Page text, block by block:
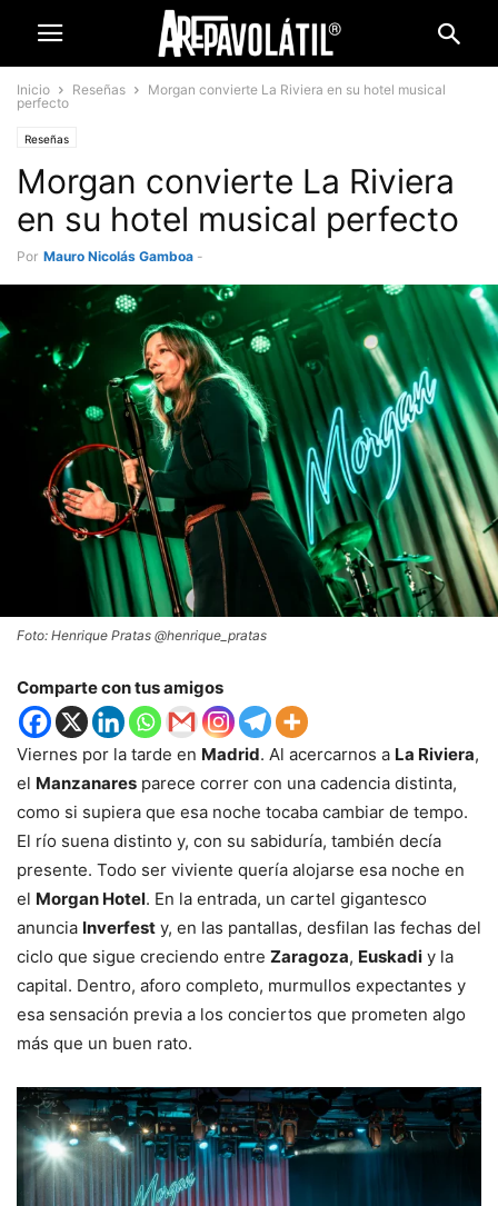
Inicio Reseñas
Morgan convierte La Riviera en su hotel musical
perfecto
Reseñas
Morgan convierte La Riviera
en su hotel musical perfecto
Por Mauro Nicolás Gamboa -
Foto: Henrique Pratas @henrique_pratas
Comparte con tus amigos
Viernes por la tarde en Madrid. Al acercarnos a La Riviera,
el Manzanares parece correr con una cadencia distinta,
como si supiera que esa noche tocaba cambiar de tempo.
El río suena distinto y, con su sabiduría, también decía
presente. Todo ser viviente quería alojarse esa noche en
el Morgan Hotel. En la entrada, un cartel gigantesco
anuncia Inverfest y, en las pantallas, desfilan las fechas del
ciclo que sigue creciendo entre Zaragoza, Euskadi y la
capital. Dentro, aforo completo, murmullos expectantes y
esa sensación previa a los conciertos que prometen algo
más que un buen rato.